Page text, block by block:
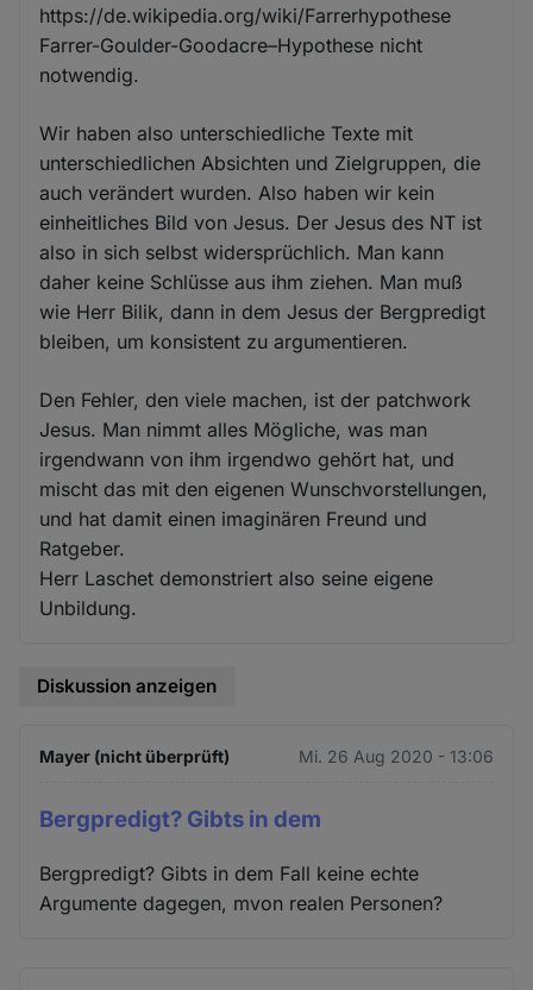
https://de.wikipedia.org/wiki/Farrerhypothese
Farrer-Goulder-Goodacre–Hypothese nicht
notwendig.
Wir haben also unterschiedliche Texte mit
unterschiedlichen Absichten und Zielgruppen, die
auch verändert wurden. Also haben wir kein
einheitliches Bild von Jesus. Der Jesus des NT ist
also in sich selbst widersprüchlich. Man kann
daher keine Schlüsse aus ihm ziehen. Man muß
wie Herr Bilik, dann in dem Jesus der Bergpredigt
bleiben, um konsistent zu argumentieren.
Den Fehler, den viele machen, ist der patchwork
Jesus. Man nimmt alles Mögliche, was man
irgendwann von ihm irgendwo gehört hat, und
mischt das mit den eigenen Wunschvorstellungen,
und hat damit einen imaginären Freund und
Ratgeber.
Herr Laschet demonstriert also seine eigene
Unbildung.
Diskussion anzeigen
Mayer (nicht überprüft) Mi. 26 Aug 2020 - 13:06
Bergpredigt? Gibts in dem
Bergpredigt? Gibts in dem Fall keine echte
Argumente dagegen, mvon realen Personen?